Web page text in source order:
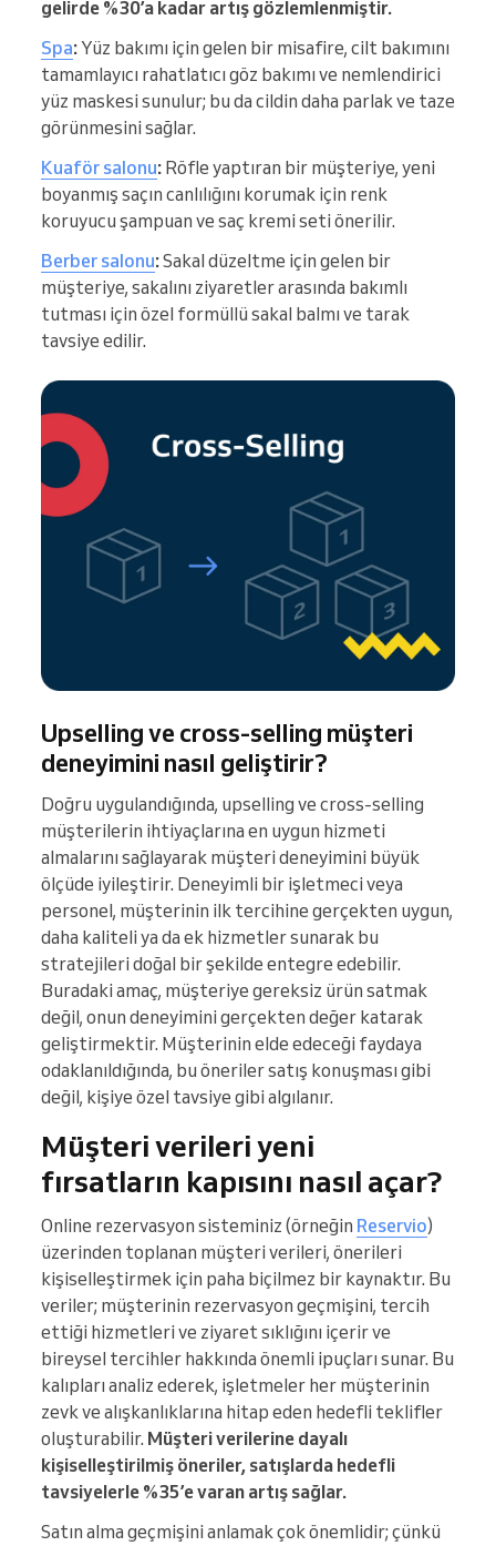
gelirde %30’a kadar artış gözlemlenmiştir.
Spa:Yüz bakımı için gelen bir misafire, cilt bakımını
tamamlayıcı rahatlatıcı göz bakımı ve nemlendirici
yüz maskesi sunulur; bu da cildin daha parlak ve taze
görünmesini sağlar.
Kuaför salonu: Röfle yaptıran bir müşteriye, yeni
boyanmış saçın canlılığını korumak için renk
koruyucu şampuan ve saç kremi seti önerilir.
Berber salonu:Sakal düzeltme için gelen bir
müşteriye, sakalını ziyaretler arasında bakımlı
tutması için özel formüllü sakal balmı ve tarak
tavsiye edilir.
Upselling ve cross-selling müşteri
deneyimini nasıl geliştirir?
Doğru uygulandığında, upselling ve cross-selling
müşterilerin ihtiyaçlarına en uygun hizmeti
almalarını sağlayarak müşteri deneyimini büyük
ölçüde iyileştirir. Deneyimli bir işletmeci veya
personel, müşterinin ilk tercihine gerçekten uygun,
daha kaliteli ya da ek hizmetler sunarak bu
stratejileri doğal bir şekilde entegre edebilir.
Buradaki amaç, müşteriye gereksiz ürün satmak
değil, onun deneyimini gerçekten değer katarak
geliştirmektir. Müşterinin elde edeceği faydaya
odaklanıldığında, bu öneriler satış konuşması gibi
değil, kişiye özel tavsiye gibi algılanır.
Müşteri verileri yeni
fırsatların kapısını nasıl açar?
Online rezervasyon sisteminiz (örneğin Reservio)
üzerinden toplanan müşteri verileri, önerileri
kişiselleştirmek için paha biçilmez bir kaynaktır. Bu
veriler; müşterinin rezervasyon geçmişini, tercih
ettiği hizmetleri ve ziyaret sıklığını içerir ve
bireysel tercihler hakkında önemli ipuçları sunar. Bu
kalıpları analiz ederek, işletmeler her müşterinin
zevk ve alışkanlıklarına hitap eden hedefli teklifler
oluşturabilir. Müşteri verilerine dayalı
kişiselleştirilmiş öneriler, satışlarda hedefli
tavsiyelerle %35’e varan artış sağlar.
Satın alma geçmişini anlamak çok önemlidir; çünkü